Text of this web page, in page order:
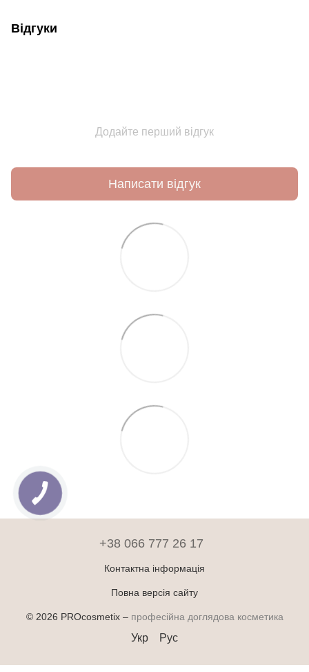
Відгуки
Додайте перший відгук
Написати відгук
+38 066 777 26 17
Контактна інформація
Повна версія сайту
© 2026 PROcosmetix – професійна доглядова косметика
Укр Рус